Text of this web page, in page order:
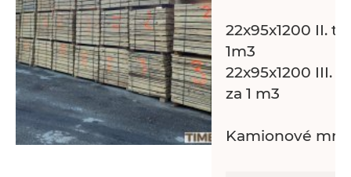
22x95x1200 II.
1m3
22x95x1200 III.
za 1 m3
Kamionové